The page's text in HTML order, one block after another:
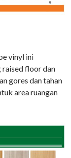
vinyl ini
raised floor dan
gores dan tahan
area ruangan